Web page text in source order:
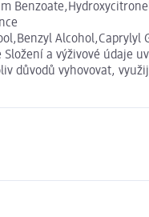
Alcohol,Caprylyl
a výživové údaje
důvodů vyhovovat,